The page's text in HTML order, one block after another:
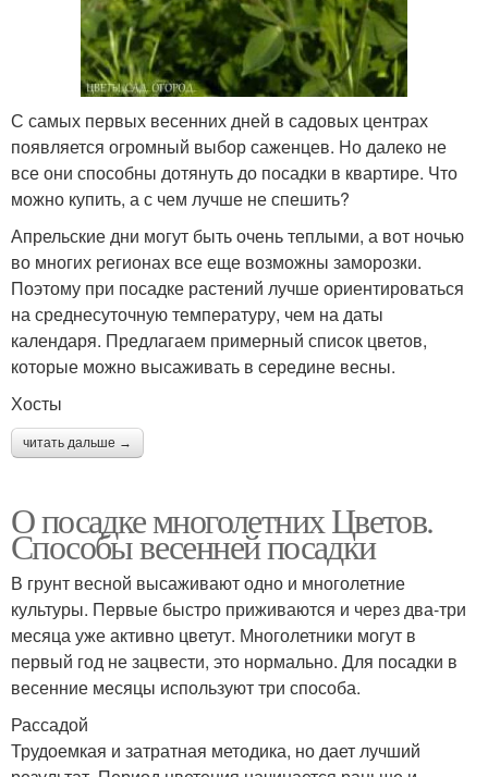
С самых первых весенних дней в садовых центрах
появляется огромный выбор саженцев. Но далеко не
все они способны дотянуть до посадки в квартире. Что
можно купить, а с чем лучше не спешить?
Апрельские дни могут быть очень теплыми, а вот ночью
во многих регионах все еще возможны заморозки.
Поэтому при посадке растений лучше ориентироваться
на среднесуточную температуру, чем на даты
календаря. Предлагаем примерный список цветов,
которые можно высаживать в середине весны.
Хосты
читать дальше →
О посадке многолетних Цветов.
Способы весенней посадки
В грунт весной высаживают одно и многолетние
культуры. Первые быстро приживаются и через два-три
месяца уже активно цветут. Многолетники могут в
первый год не зацвести, это нормально. Для посадки в
весенние месяцы используют три способа.
Рассадой
Трудоемкая и затратная методика, но дает лучший